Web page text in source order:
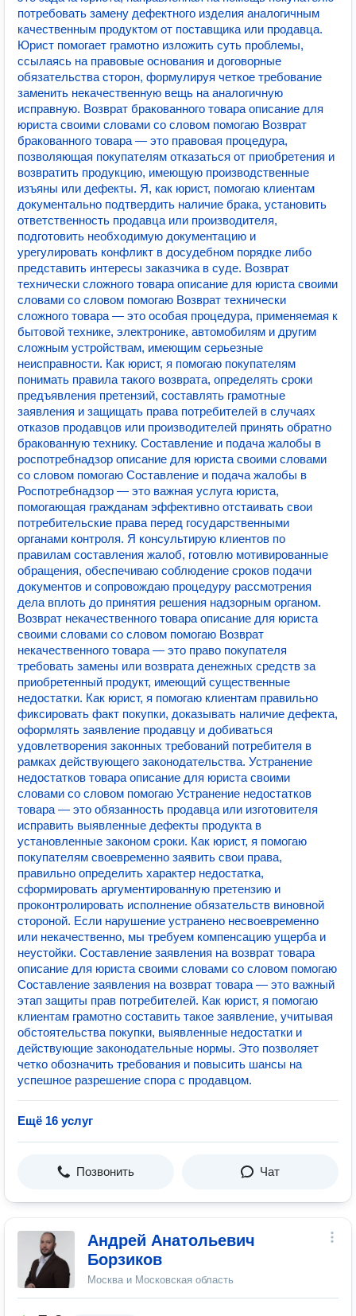
потребовать замену дефектного изделия аналогичным
качественным продуктом от поставщика или продавца.
Юрист помогает грамотно изложить суть проблемы,
ссылаясь на правовые основания и договорные
обязательства сторон, формулируя четкое требование
заменить некачественную вещь на аналогичную
исправную. Возврат бракованного товара описание для
юриста своими словами со словом помогаю Возврат
бракованного товара — это правовая процедура,
позволяющая покупателям отказаться от приобретения и
возвратить продукцию, имеющую производственные
изъяны или дефекты. Я, как юрист, помогаю клиентам
документально подтвердить наличие брака, установить
ответственность продавца или производителя,
подготовить необходимую документацию и
урегулировать конфликт в досудебном порядке либо
представить интересы заказчика в суде. Возврат
технически сложного товара описание для юриста своими
словами со словом помогаю Возврат технически
сложного товара — это особая процедура, применяемая к
бытовой технике, электронике, автомобилям и другим
сложным устройствам, имеющим серьезные
неисправности. Как юрист, я помогаю покупателям
понимать правила такого возврата, определять сроки
предъявления претензий, составлять грамотные
заявления и защищать права потребителей в случаях
отказов продавцов или производителей принять обратно
бракованную технику. Составление и подача жалобы в
роспотребнадзор описание для юриста своими словами
со словом помогаю Составление и подача жалобы в
Роспотребнадзор — это важная услуга юриста,
помогающая гражданам эффективно отстаивать свои
потребительские права перед государственными
органами контроля. Я консультирую клиентов по
правилам составления жалоб, готовлю мотивированные
обращения, обеспечиваю соблюдение сроков подачи
документов и сопровождаю процедуру рассмотрения
дела вплоть до принятия решения надзорным органом.
Возврат некачественного товара описание для юриста
своими словами со словом помогаю Возврат
некачественного товара — это право покупателя
требовать замены или возврата денежных средств за
приобретенный продукт, имеющий существенные
недостатки. Как юрист, я помогаю клиентам правильно
фиксировать факт покупки, доказывать наличие дефекта,
оформлять заявление продавцу и добиваться
удовлетворения законных требований потребителя в
рамках действующего законодательства. Устранение
недостатков товара описание для юриста своими
словами со словом помогаю Устранение недостатков
товара — это обязанность продавца или изготовителя
исправить выявленные дефекты продукта в
установленные законом сроки. Как юрист, я помогаю
покупателям своевременно заявить свои права,
правильно определить характер недостатка,
сформировать аргументированную претензию и
проконтролировать исполнение обязательств виновной
стороной. Если нарушение устранено несвоевременно
или некачественно, мы требуем компенсацию ущерба и
неустойки. Составление заявления на возврат товара
описание для юриста своими словами со словом помогаю
Составление заявления на возврат товара — это важный
этап защиты прав потребителей. Как юрист, я помогаю
клиентам грамотно составить такое заявление, учитывая
обстоятельства покупки, выявленные недостатки и
действующие законодательные нормы. Это позволяет
четко обозначить требования и повысить шансы на
успешное разрешение спора с продавцом.
Ещё 16 услуг
Позвонить Чат
Андрей Анатольевич
Борзиков
Москва и Московская область